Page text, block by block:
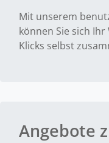
Mit unserem
können Sie sich
Klicks selbst
Angebote